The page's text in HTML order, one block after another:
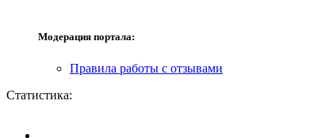
Модерация портала:
Правила работы с отзывами
Статистика: